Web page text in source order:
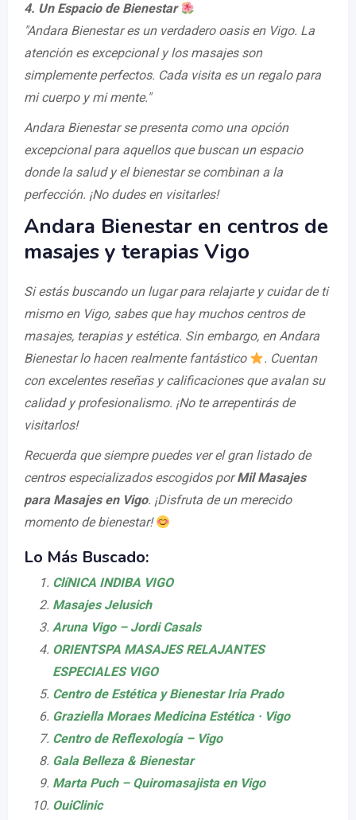
4. Un Espacio de Bienestar
"Andara Bienestar es un verdadero oasis en Vigo. La
atención es excepcional y los masajes son
simplemente perfectos. Cada visita es un regalo para
mi cuerpo y mi mente."
Andara Bienestar se presenta como una opción
excepcional para aquellos que buscan un espacio
donde la salud y el bienestar se combinan a la
perfección. ¡No dudes en visitarles!
Andara Bienestar en centros de
masajes y terapias Vigo
Si estás buscando un lugar para relajarte y cuidar de ti
mismo en Vigo, sabes que hay muchos centros de
masajes, terapias y estética. Sin embargo, en Andara
Bienestar lo hacen realmente fantástico
. Cuentan
con excelentes reseñas y calificaciones que avalan su
calidad y profesionalismo. ¡No te arrepentirás de
visitarlos!
Recuerda que siempre puedes ver el gran listado de
centros especializados escogidos porMil Masajes
para Masajes en Vigo. ¡Disfruta de un merecido
momento de bienestar!
Lo Más Buscado:
ClíNICA INDIBA VIGO
Masajes Jelusich
Aruna Vigo – Jordi Casals
ORIENTSPA MASAJES RELAJANTES
ESPECIALES VIGO
Centro de Estética y Bienestar Iria Prado
Graziella Moraes Medicina Estética · Vigo
Centro de Reflexología – Vigo
Gala Belleza & Bienestar
Marta Puch – Quiromasajista en Vigo
OuiClinic